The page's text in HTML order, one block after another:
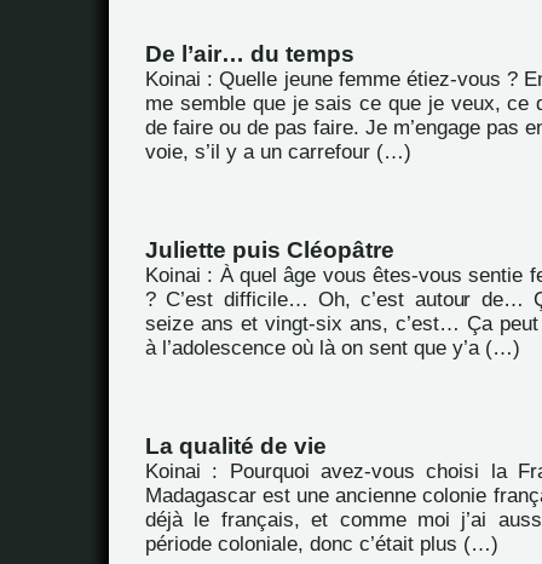
De l’air… du temps
Koinai : Quelle jeune femme étiez-vous ?
me semble que je sais ce que je veux, ce
de faire ou de pas faire. Je m’engage pas
voie, s’il y a un carrefour (…)
Juliette puis Cléopâtre
Koinai : À quel âge vous êtes-vous sentie
? C’est difficile… Oh, c’est autour de…
seize ans et vingt-six ans, c’est… Ça
à l’adolescence où là on sent que y’a (…)
La qualité de vie
Koinai : Pourquoi avez-vous choisi la
Madagascar est une ancienne colonie
déjà le français, et comme moi j’ai
période coloniale, donc c’était plus (…)